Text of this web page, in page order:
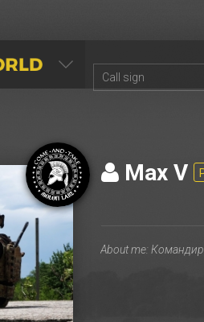
Max V